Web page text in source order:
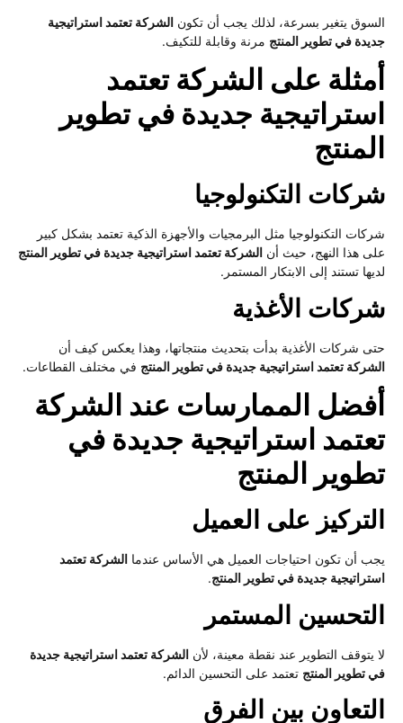
يتغير بسرعة، لذلك يجب أن تكونالشركة تعتمد استراتيجية
في تطوير المنتجمرنة وقابلة للتكيف.
على الشركة تعتمد
جديدة في تطوير
التكنولوجيا
التكنولوجيا مثل البرمجيات والأجهزة الذكية تعتمد بشكل كبير
هذا النهج، حيث أنالشركة تعتمد استراتيجية جديدة في تطوير المنتج
تستند إلى الابتكار المستمر.
الأغذية
شركات الأغذية بدأت بتحديث منتجاتها، وهذا يعكس كيف أن
تعتمد استراتيجية جديدة في تطوير المنتجفي مختلف القطاعات.
الممارسات عند الشركة
استراتيجية جديدة في
المنتج
على العميل
أن تكون احتياجات العميل هي الأساس عندماالشركة تعتمد
جديدة في تطوير المنتج.
المستمر
يتوقف التطوير عند نقطة معينة، لأنالشركة تعتمد استراتيجية جديدة
تطوير المنتجتعتمد على التحسين الدائم.
بين الفرق